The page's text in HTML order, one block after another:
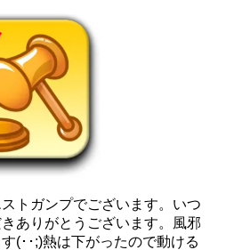
トガンプでございます。いつ
ありがとうございます。風邪
(･･;)熱は下がったので動ける